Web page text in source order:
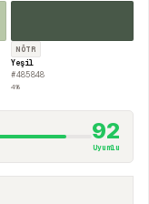
NÖTR
Yeşil
#485848
4%
92
Uyumlu